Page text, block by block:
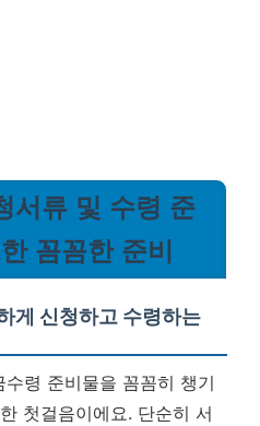
서류 및 수령 준
꼼꼼한 준비
게 신청하고 수령하는
령 준비물을 꼼꼼히 챙기
첫걸음이에요. 단순히 서